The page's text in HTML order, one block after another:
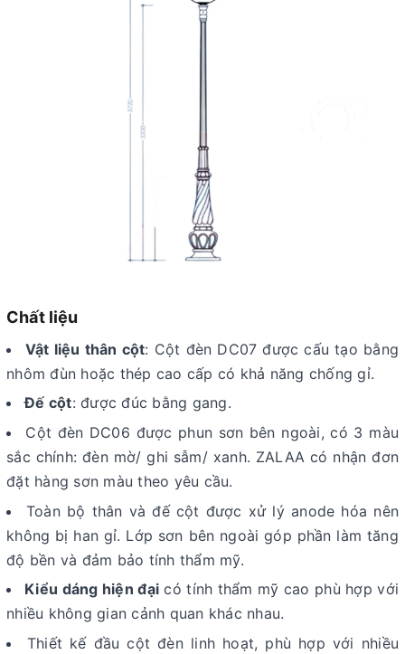
Chất liệu
Vật liệu thân cột: Cột đèn DC07 được cấu tạo bằng
nhôm đùn hoặc thép cao cấp có khả năng chống gỉ.
Đế cột: được đúc bằng gang.
Cột đèn DC06 được phun sơn bên ngoài, có 3 màu
sắc chính: đèn mờ/ ghi sẫm/ xanh. ZALAA có nhận đơn
đặt hàng sơn màu theo yêu cầu.
Toàn bộ thân và đế cột được xử lý anode hóa nên
không bị han gỉ. Lớp sơn bên ngoài góp phần làm tăng
độ bền và đảm bảo tính thẩm mỹ.
Kiểu dáng hiện đại có tính thẩm mỹ cao phù hợp với
nhiều không gian cảnh quan khác nhau.
Thiết kế đầu cột đèn linh hoạt, phù hợp với nhiều